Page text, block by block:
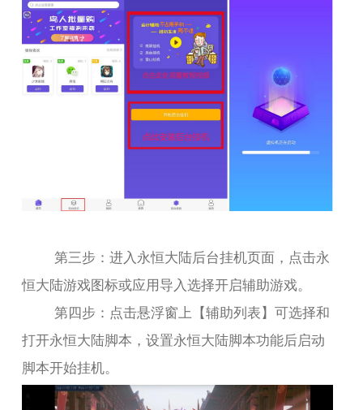
第三步：进入永恒大陆后台挂机页面，点击永
恒大陆游戏图标或应用导入选择开启辅助游戏。
第四步：点击悬浮窗上【辅助列表】可选择和
打开永恒大陆脚本，设置永恒大陆脚本功能后启动
脚本开始挂机。